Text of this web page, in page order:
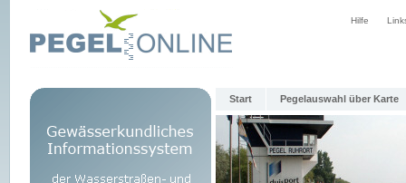
Hilfe
Start Pegelauswahl über Karte